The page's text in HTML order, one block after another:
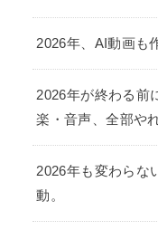
2026年、AI動画も
2026年が終わる前
楽・音声、全部やれ
2026年も変わらな
動。